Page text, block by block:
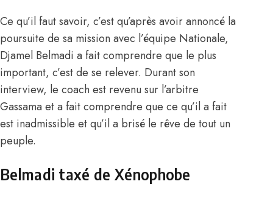
Ce qu’il faut savoir, c’est qu’après avoir annoncé la
poursuite de sa mission avec l’équipe Nationale,
Djamel Belmadi a fait comprendre que le plus
important, c’est de se relever. Durant son
interview, le coach est revenu sur l’arbitre
Gassama et a fait comprendre que ce qu’il a fait
est inadmissible et qu’il a brisé le rêve de tout un
peuple.
Belmadi taxé de Xénophobe